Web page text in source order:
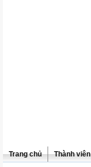
Trang chủ Thành viên